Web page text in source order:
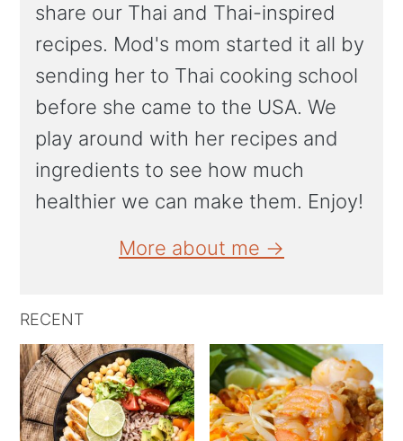
share our Thai and Thai-inspired
recipes. Mod's mom started it all by
sending her to Thai cooking school
before she came to the USA. We
play around with her recipes and
ingredients to see how much
healthier we can make them. Enjoy!
More about me →
RECENT